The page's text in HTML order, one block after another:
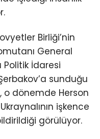
Birliği’nin
General
Politik İdaresi
sunduğu
o dönemde Herson
işkence
görülüyor.